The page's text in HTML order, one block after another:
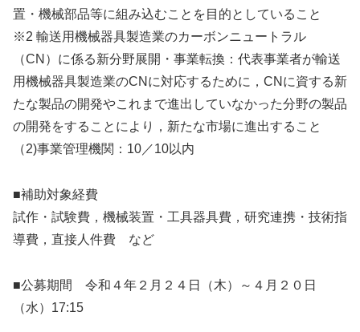
置・機械部品等に組み込むことを目的としていること
※2 輸送用機械器具製造業のカーボンニュートラル
（CN）に係る新分野展開・事業転換：代表事業者が輸送
用機械器具製造業のCNに対応するために，CNに資する新
たな製品の開発やこれまで進出していなかった分野の製品
の開発をすることにより，新たな市場に進出すること
（2)事業管理機関：10／10以内
■補助対象経費
試作・試験費，機械装置・工具器具費，研究連携・技術指
導費，直接人件費 など
■公募期間 令和４年２月２４日（木）～４月２０日
（水）17:15